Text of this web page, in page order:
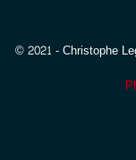
© 2021 - Christophe